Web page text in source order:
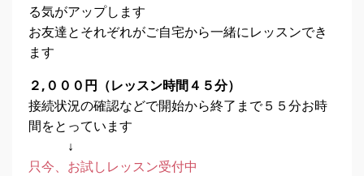
る気がアップします
お友達とそれぞれがご自宅から一緒にレッスンでき
ます
２,０００円（レッスン時間４５分）
接続状況の確認などで開始から終了まで５５分お時
間をとっています
↓
只今、お試しレッスン受付中